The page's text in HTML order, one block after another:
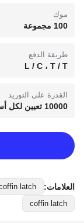
موك
100 مجموعة
طريقة الدفع
L / C ، T / T
القدرة على التوريد
10000 تعيين لكل أسبوع
العلامات: latch
coffin latch